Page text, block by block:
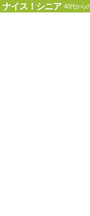
ナイス！シニア 40代から